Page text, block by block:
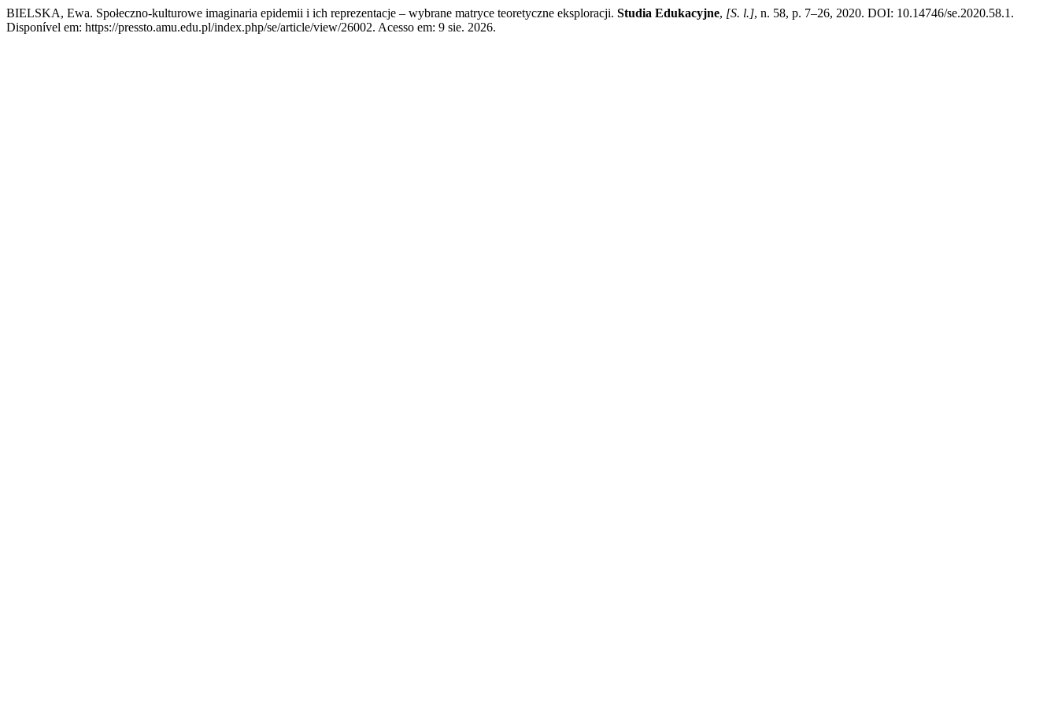
BIELSKA, Ewa. Społeczno-kulturowe imaginaria epidemii i ich reprezentacje – wybrane matryce teoretyczne eksploracji. Studia Edukacyjne, [S. l.], n. 58, p. 7–26, 2020. DOI: 10.14746/se.2020.58.1.
Disponível em: https://pressto.amu.edu.pl/index.php/se/article/view/26002. Acesso em: 9 sie. 2026.